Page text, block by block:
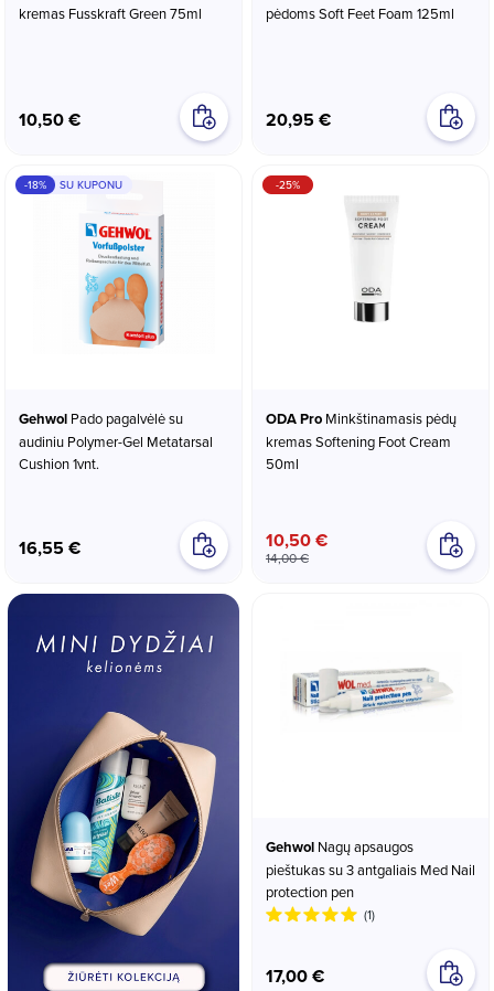
kremas Fusskraft Green 75ml
10,50 €
pėdoms Soft Feet Foam 125ml
20,95 €
Gehwol
audiniu Polymer-Gel Metatarsal
Cushion 1vnt.
16,55 €
-18% SU KUPONU
ODA Pro
kremas Softening Foot Cream
50ml
10,50 €
14,00 €
-25%
Gehwol
pieštukas su 3 antgaliais Med Nail
protection pen
(1)
17,00 €